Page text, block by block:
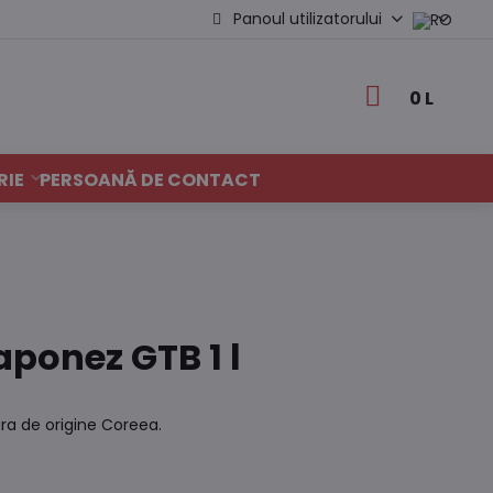
Panoul utilizatorului
0 L
PERSOANĂ DE CONTACT
GTB 1 l
de origine Coreea.